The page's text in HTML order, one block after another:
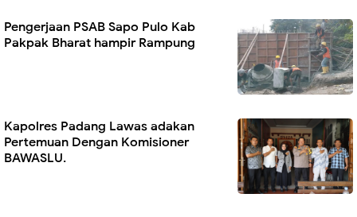
Pengerjaan PSAB Sapo Pulo Kab
Pakpak Bharat hampir Rampung
Kapolres Padang Lawas adakan
Pertemuan Dengan Komisioner
BAWASLU.